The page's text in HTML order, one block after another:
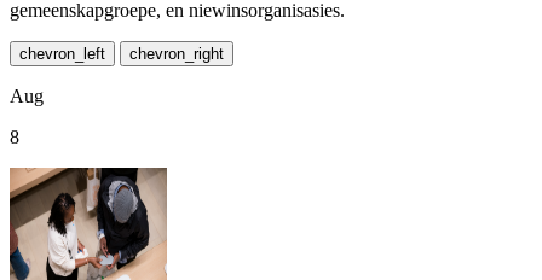
gemeenskapgroepe, en niewinsorganisasies.
chevron_left chevron_right
Aug
8